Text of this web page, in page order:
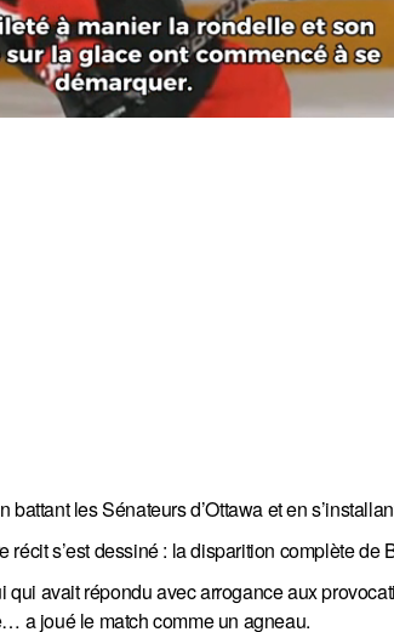
les Sénateurs d’Ottawa et en
s’est dessiné : la disparition complète de
avait répondu avec arrogance aux
a joué le match comme un agneau.